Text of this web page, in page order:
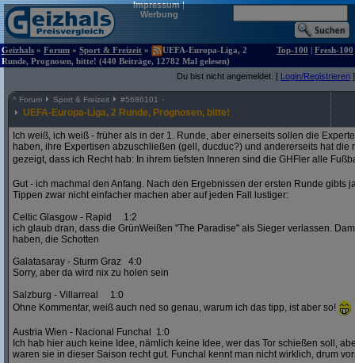
Impressum|
Werbung
Geizhals » Forum » Sport & Freizeit »
UEFA-Europa-Liga, 2
Runde, Prognosen, bitte! (440 Beiträge, 12782 Mal gelesen)
Top-100 | Fresh-100
Du bist nicht angemeldet. [ Login/Registrieren ]
^ Forum Sport & Freizeit #5686101
UEFA-Europa-Liga, 2 Runde, Prognosen, bitte!
Ich weiß, ich weiß - früher als in der 1. Runde, aber einerseits sollen die
haben, ihre Expertisen abzuschließen (gell, ducduc?) und andererseits hat die
gezeigt, dass ich Recht hab: In ihrem tiefsten Inneren sind die GHFler alle
Gut - ich machmal den Anfang. Nach den Ergebnissen der ersten Runde gibts
Tippen zwar nicht einfacher machen aber auf jeden Fall lustiger:
Celtic Glasgow - Rapid 1:2
ich glaub dran, dass die GrünWeißen "The Paradise" als Sieger verlassen.
haben, die Schotten
Galatasaray - Sturm Graz 4:0
Sorry, aber da wird nix zu holen sein
Salzburg - Villarreal 1:0
Ohne Kommentar, weiß auch ned so genau, warum ich das tipp, ist aber so!
Austria Wien - Nacional Funchal 1:0
Ich hab hier auch keine Idee, nämlich keine Idee, wer das Tor schießen soll,
waren sie in dieser Saison recht gut. Funchal kennt man nicht wirklich, drum